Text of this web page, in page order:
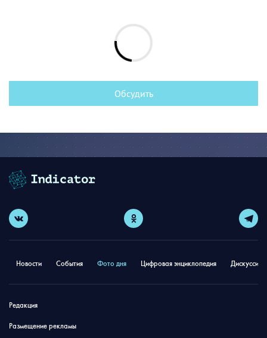
Обсудить
Новости События Фото дня Цифровая энциклопедия
Редакция
Размещение рекламы